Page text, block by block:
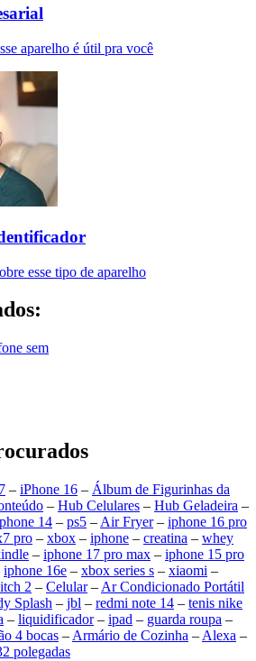
aparelho é útil pra você
esse tipo de aparelho
sem
– iPhone 16 – Álbum de Figurinhas da
– Hub Celulares – Hub Geladeira –
14 – ps5 – Air Fryer– iphone 16 pro
pro – xbox – iphone – creatina – whey
– iphone 17 pro max – iphone 15 pro
iphone 16e – xbox series s – xiaomi –
2 – Celular– Ar Condicionado Portátil
Splash – jbl – redmi note 14 – tenis nike
– liquidificador– ipad – guarda roupa –
4 bocas – Armário de Cozinha – Alexa –
polegadas